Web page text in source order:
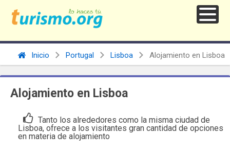
Inicio Portugal Lisboa Alojamiento en Lisboa
Alojamiento en Lisboa
Tanto los alrededores como la misma ciudad de
Lisboa, ofrece a los visitantes gran cantidad de opciones
en materia de alojamiento